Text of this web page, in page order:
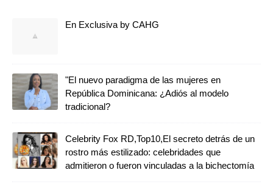
En Exclusiva by CAHG
"El nuevo paradigma de las mujeres en
República Dominicana: ¿Adiós al modelo
tradicional?
Celebrity Fox RD,Top10,El secreto detrás de un
rostro más estilizado: celebridades que
admitieron o fueron vinculadas a la bichectomía